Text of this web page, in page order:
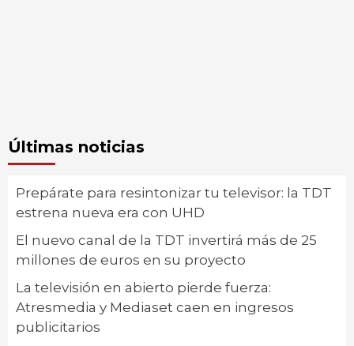
Últimas noticias
Prepárate para resintonizar tu televisor: la TDT
estrena nueva era con UHD
El nuevo canal de la TDT invertirá más de 25
millones de euros en su proyecto
La televisión en abierto pierde fuerza:
Atresmedia y Mediaset caen en ingresos
publicitarios